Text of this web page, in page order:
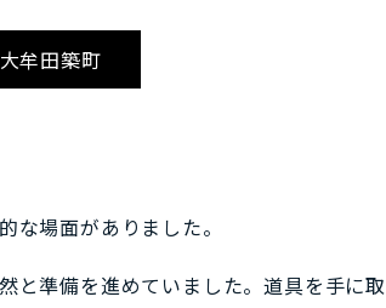
牟田築町
場面がありました。
と準備を進めていました。道具を手に取